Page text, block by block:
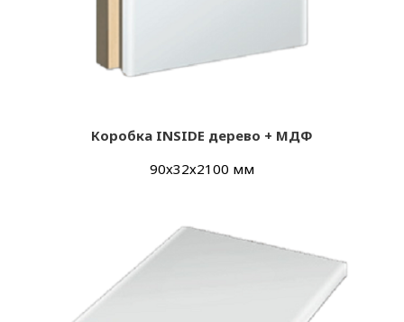
Коробка INSIDE дерево + МДФ
90х32х2100 мм